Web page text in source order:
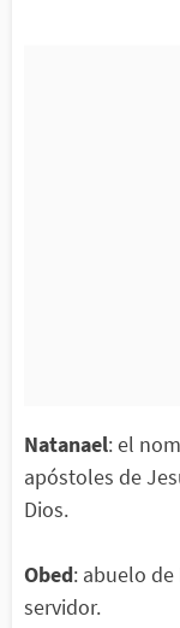
Natanael: el
apóstoles de
Dios.
Obed: abuelo de
servidor.